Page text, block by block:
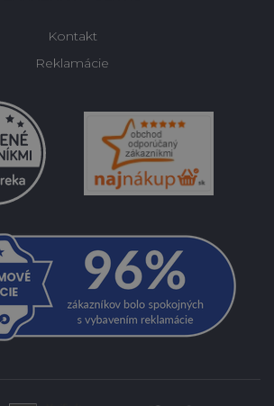
Kontakt
Reklamácie